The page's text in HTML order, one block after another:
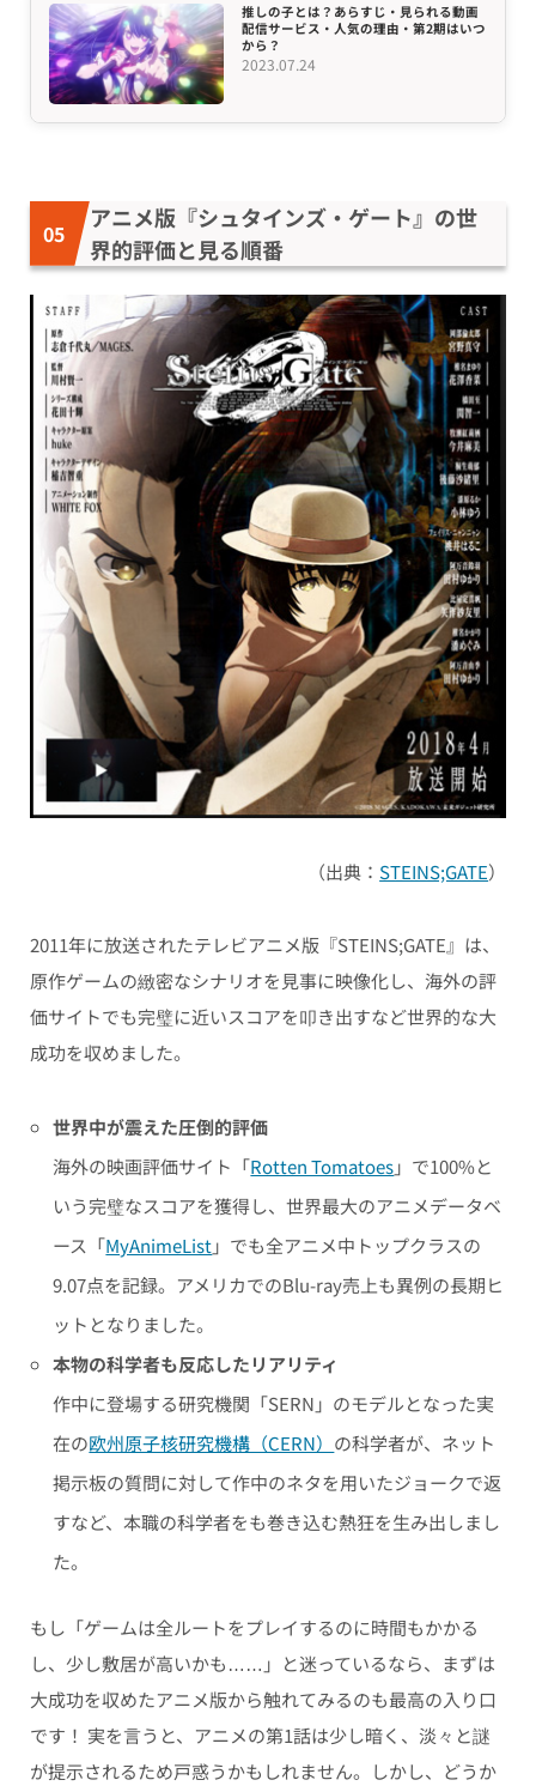
推しの子とは？あらすじ・見られる動画
配信サービス・人気の理由・第2期はいつ
から？
2023.07.24
アニメ版『シュタインズ・ゲート』の世
界的評価と見る順番
（出典： STEINS;GATE）
2011年に放送されたテレビアニメ版『STEINS;GATE』は、
原作ゲームの緻密なシナリオを見事に映像化し、海外の評
価サイトでも完璧に近いスコアを叩き出すなど世界的な大
成功を収めました。
世界中が震えた圧倒的評価
海外の映画評価サイト「Rotten Tomatoes」で100%と
いう完璧なスコアを獲得し、世界最大のアニメデータベ
ース「MyAnimeList」でも全アニメ中トップクラスの
9.07点を記録。アメリカでのBlu-ray売上も異例の長期ヒ
ットとなりました。
本物の科学者も反応したリアリティ
作中に登場する研究機関「SERN」のモデルとなった実
在の欧州原子核研究機構（CERN） の科学者が、ネット
掲示板の質問に対して作中のネタを用いたジョークで返
すなど、本職の科学者をも巻き込む熱狂を生み出しまし
た。
もし「ゲームは全ルートをプレイするのに時間もかかる
し、少し敷居が高いかも……」と迷っているなら、まずは
大成功を収めたアニメ版から触れてみるのも最高の入り口
です！ 実を言うと、アニメの第1話は少し暗く、淡々と謎
が提示されるため戸惑うかもしれません。しかし、どうか